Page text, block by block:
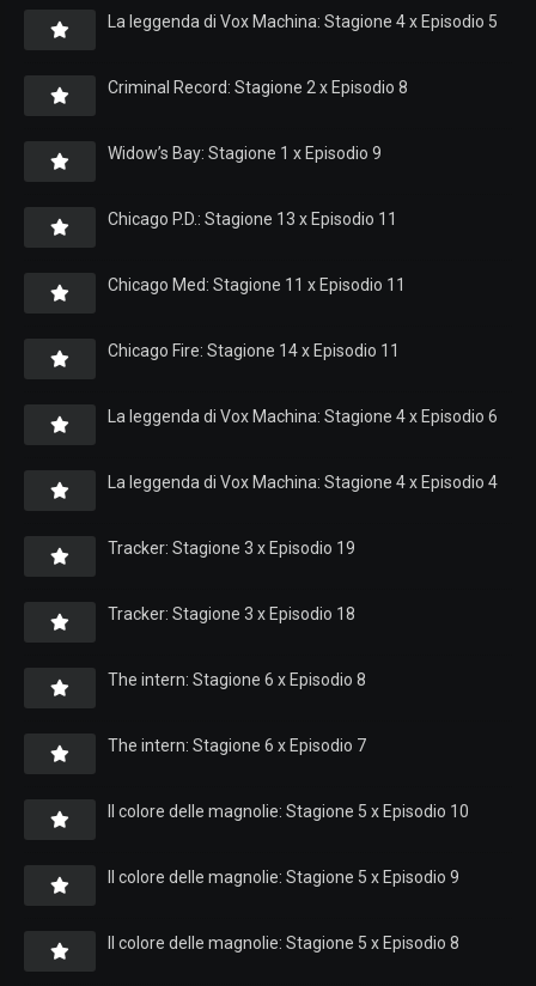
La leggenda di Vox Machina: Stagione 4 x Episodio 5
Criminal Record: Stagione 2 x Episodio 8
Widow’s Bay: Stagione 1 x Episodio 9
Chicago P.D.: Stagione 13 x Episodio 11
Chicago Med: Stagione 11 x Episodio 11
Chicago Fire: Stagione 14 x Episodio 11
La leggenda di Vox Machina: Stagione 4 x Episodio 6
La leggenda di Vox Machina: Stagione 4 x Episodio 4
Tracker: Stagione 3 x Episodio 19
Tracker: Stagione 3 x Episodio 18
The intern: Stagione 6 x Episodio 8
The intern: Stagione 6 x Episodio 7
Il colore delle magnolie: Stagione 5 x Episodio 10
Il colore delle magnolie: Stagione 5 x Episodio 9
Il colore delle magnolie: Stagione 5 x Episodio 8